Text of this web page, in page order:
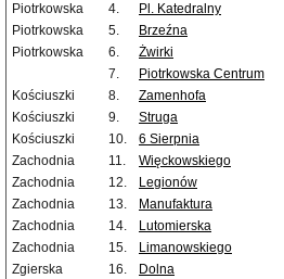
Piotrkowska
4. Pl. Katedralny
Piotrkowska
5. Brzeźna
Piotrkowska
6. Żwirki
7.
Piotrkowska Centrum
Kościuszki
8. Zamenhofa
Kościuszki
9. Struga
Kościuszki
10. 6 Sierpnia
Zachodnia
11. Więckowskiego
Zachodnia
12. Legionów
Zachodnia
13. Manufaktura
Zachodnia
14. Lutomierska
Zachodnia
15. Limanowskiego
Zgierska
16. Dolna